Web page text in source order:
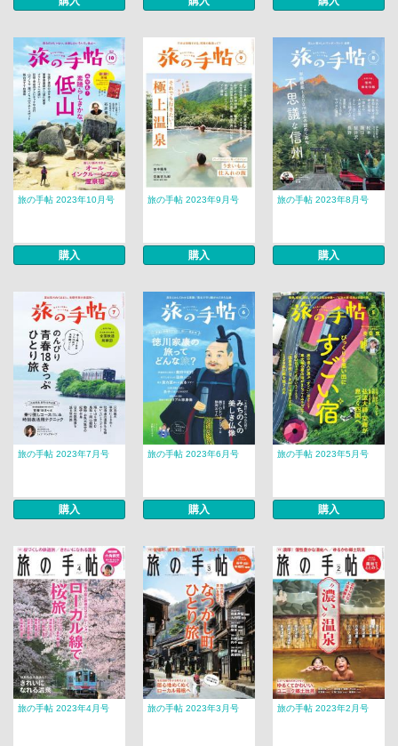
旅の手帖 2023年10月号
購入
旅の手帖 2023年9月号
購入
旅の手帖 2023年8月号
購入
旅の手帖 2023年7月号
購入
旅の手帖 2023年6月号
購入
旅の手帖 2023年5月号
購入
旅の手帖 2023年4月号 旅の手帖 2023年3月号 旅の手帖 2023年2月号